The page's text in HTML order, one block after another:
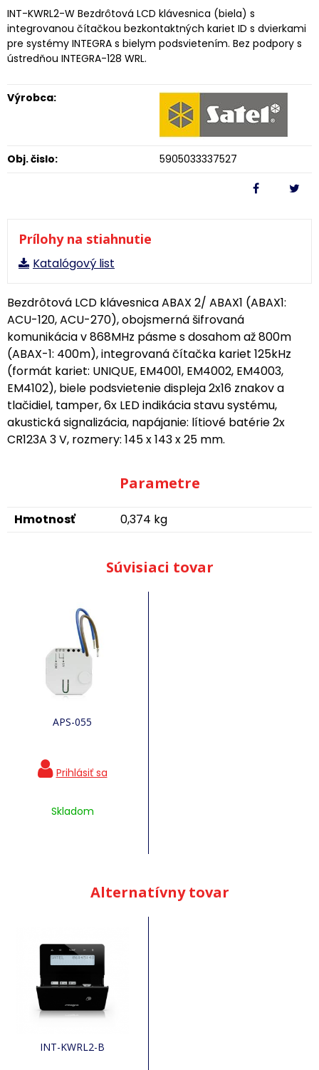
INT-KWRL2-W Bezdrôtová LCD klávesnica (biela) s
integrovanou čítačkou bezkontaktných kariet ID s dvierkami
pre systémy INTEGRA s bielym podsvietením. Bez podpory s
ústredňou INTEGRA-128 WRL.
Výrobca:
Obj. čislo: 5905033337527
Prílohy na stiahnutie
Katalógový list
Bezdrôtová LCD klávesnica ABAX 2/ ABAX1 (ABAX1:
ACU-120, ACU-270), obojsmerná šifrovaná
komunikácia v 868MHz pásme s dosahom až 800m
(ABAX-1: 400m), integrovaná čítačka kariet 125kHz
(formát kariet: UNIQUE, EM4001, EM4002, EM4003,
EM4102), biele podsvietenie displeja 2x16 znakov a
tlačidiel, tamper, 6x LED indikácia stavu systému,
akustická signalizácia, napájanie: lítiové batérie 2x
CR123A 3 V, rozmery: 145 x 143 x 25 mm.
Parametre
Hmotnosť 0,374 kg
Súvisiaci tovar
APS-055
Skladom
Alternatívny tovar
INT-KWRL2-B